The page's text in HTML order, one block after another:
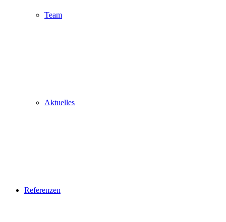
Team
Aktuelles
Referenzen